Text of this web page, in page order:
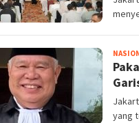
yang